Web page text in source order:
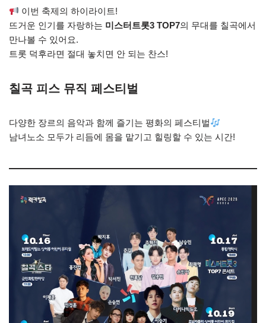
이번 축제의 하이라이트!
뜨거운 인기를 자랑하는 미스터트롯3 TOP7의 무대를 칠곡에서
만나볼 수 있어요.
트롯 덕후라면 절대 놓치면 안 되는 찬스!
칠곡 피스 뮤직 페스티벌
다양한 장르의 음악과 함께 즐기는 평화의 페스티벌
남녀노소 모두가 리듬에 몸을 맡기고 힐링할 수 있는 시간!